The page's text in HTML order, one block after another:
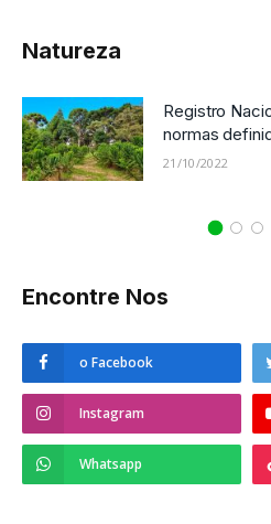
Natureza
Registro
normas
21/10/2022
Encontre Nos
o Facebook
Instagram
Whatsapp